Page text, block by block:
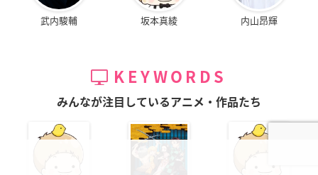
武内駿輔 坂本真綾 内山昂輝
KEYWORDS
みんなが注目しているアニメ・作品たち